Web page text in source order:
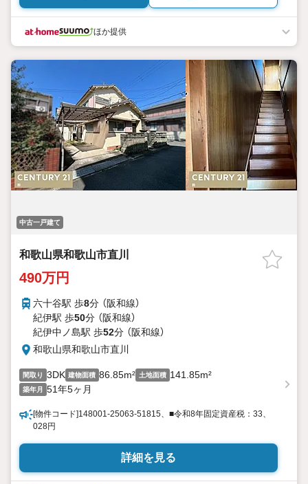
ほか提供
中古一戸建て
和歌山県和歌山市直川
490万円
六十谷駅 歩8分 （阪和線）
紀伊駅 歩50分 （阪和線）
紀伊中ノ島駅 歩52分 （阪和線）
和歌山県和歌山市直川
間取り 3DK 建物面積 86.85m² 土地面積 141.85m²
築年月 51年5ヶ月
[物件コード]148001-25063-51815、■令和8年固定資産税：33、
028円
詳細を見る